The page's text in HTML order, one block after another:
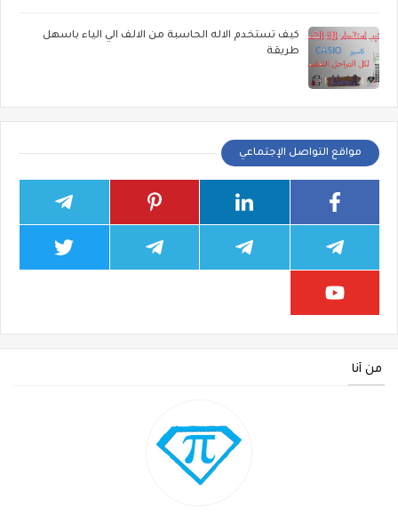
كيف تستخدم الاله الحاسبة من الالف الي الياء باسهل
طريقة
مواقع التواصل الإجتماعي
من أنا